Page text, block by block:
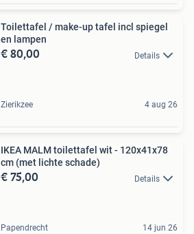
Toilettafel / make-up tafel incl spiegel
en lampen
€ 80,00 Details
Zierikzee 4 aug 26
IKEA MALM toilettafel wit - 120x41x78
cm (met lichte schade)
€ 75,00 Details
Papendrecht 14 jun 26